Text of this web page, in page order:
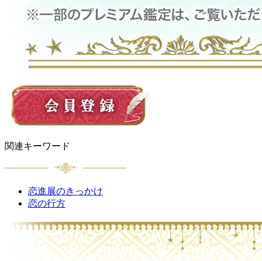
関連キーワード
恋進展のきっかけ
恋の行方